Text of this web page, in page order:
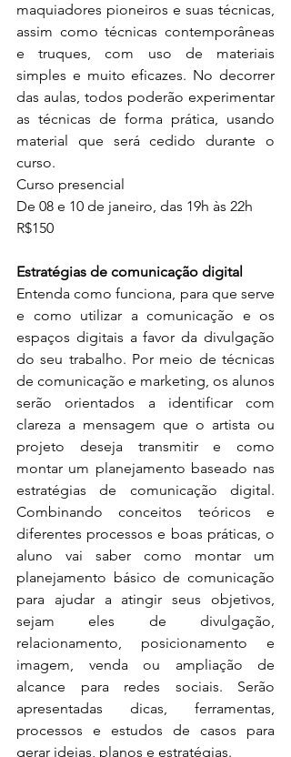
maquiadores pioneiros e suas técnicas,
assim como técnicas contemporâneas
e truques, com uso de materiais
simples e muito eficazes. No decorrer
das aulas, todos poderão experimentar
as técnicas de forma prática, usando
material que será cedido durante o
curso.
Curso presencial
De 08 e 10 de janeiro, das 19h às 22h
R$150
Estratégias de comunicação digital
Entenda como funciona, para que serve
e como utilizar a comunicação e os
espaços digitais a favor da divulgação
do seu trabalho. Por meio de técnicas
de comunicação e marketing, os alunos
serão orientados a identificar com
clareza a mensagem que o artista ou
projeto deseja transmitir e como
montar um planejamento baseado nas
estratégias de comunicação digital.
Combinando conceitos teóricos e
diferentes processos e boas práticas, o
aluno vai saber como montar um
planejamento básico de comunicação
para ajudar a atingir seus objetivos,
sejam eles de divulgação,
relacionamento, posicionamento e
imagem, venda ou ampliação de
alcance para redes sociais. Serão
apresentadas dicas, ferramentas,
processos e estudos de casos para
gerar ideias, planos e estratégias.